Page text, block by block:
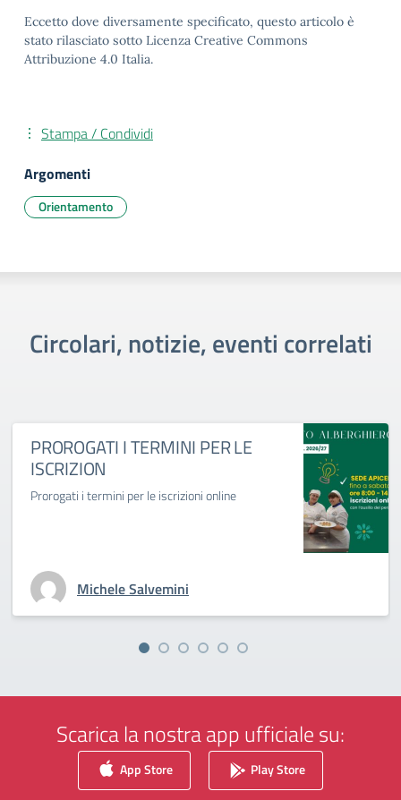
Eccetto dove diversamente specificato, questo articolo è
stato rilasciato sotto Licenza Creative Commons
Attribuzione 4.0 Italia.
Stampa / Condividi
Argomenti
Orientamento
Circolari, notizie, eventi correlati
PROROGATI I TERMINI PER LE
ISCRIZION
Prorogati i termini per le iscrizioni online
Michele Salvemini
Scarica la nostra app ufficiale su:
App Store Play Store